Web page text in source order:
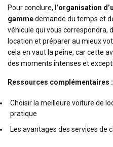
Pour conclure, l’organisation
gammedemande du temps et
véhicule qui vous correspondra,
location et préparer au mieux
cela en vaut la peine, car cette
des moments intenses et
Ressources complémentaires :
Choisir la meilleure voiture de
pratique
Les avantages des services de